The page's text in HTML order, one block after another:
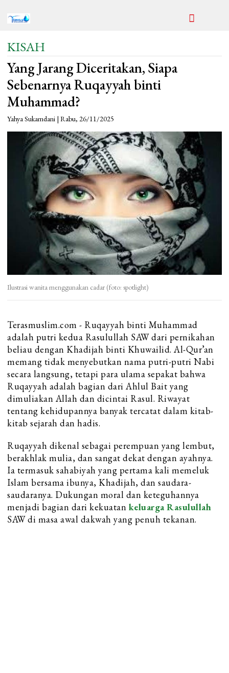
KISAH
Yang Jarang Diceritakan, Siapa
Sebenarnya Ruqayyah binti
Muhammad?
Yahya Sukamdani | Rabu, 26/11/2025
Ilustrasi wanita menggunakan cadar (foto: spotlight)
Terasmuslim.com - Ruqayyah binti Muhammad
adalah putri kedua Rasulullah SAW dari pernikahan
beliau dengan Khadijah binti Khuwailid. Al-Qur’an
memang tidak menyebutkan nama putri-putri Nabi
secara langsung, tetapi para ulama sepakat bahwa
Ruqayyah adalah bagian dari Ahlul Bait yang
dimuliakan Allah dan dicintai Rasul. Riwayat
tentang kehidupannya banyak tercatat dalam kitab-
kitab sejarah dan hadis.
Ruqayyah dikenal sebagai perempuan yang lembut,
berakhlak mulia, dan sangat dekat dengan ayahnya.
Ia termasuk sahabiyah yang pertama kali memeluk
Islam bersama ibunya, Khadijah, dan saudara-
saudaranya. Dukungan moral dan keteguhannya
menjadi bagian dari kekuatan keluarga Rasulullah
SAW di masa awal dakwah yang penuh tekanan.